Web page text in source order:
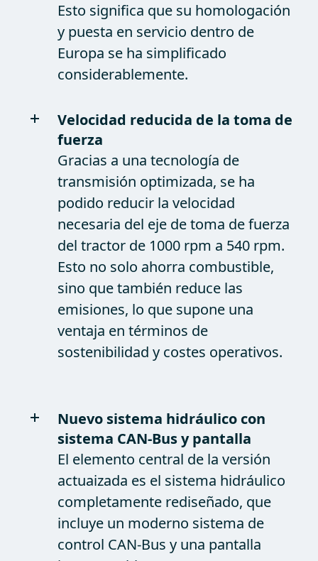
Esto significa que su homologación
y puesta en servicio dentro de
Europa se ha simplificado
considerablemente.
Velocidad reducida de la toma de
fuerza
Gracias a una tecnología de
transmisión optimizada, se ha
podido reducir la velocidad
necesaria del eje de toma de fuerza
del tractor de 1000 rpm a 540 rpm.
Esto no solo ahorra combustible,
sino que también reduce las
emisiones, lo que supone una
ventaja en términos de
sostenibilidad y costes operativos.
Nuevo sistema hidráulico con
sistema CAN-Bus y pantalla
El elemento central de la versión
actuaizada es el sistema hidráulico
completamente rediseñado, que
incluye un moderno sistema de
control CAN-Bus y una pantalla